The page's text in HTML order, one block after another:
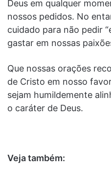
Deus em qualquer
nossos pedidos. No
cuidado para não pedir
gastar em nossas
Que nossas orações
de Cristo em nosso
sejam humildemente
o caráter de Deus.
Veja também: